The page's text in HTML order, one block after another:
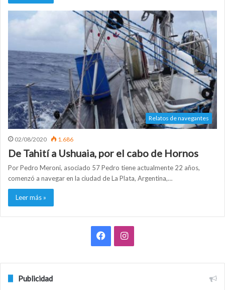
Relatos de navegantes
02/08/2020 1.686
De Tahití a Ushuaia, por el cabo de Hornos
Por Pedro Meroni, asociado 57 Pedro tiene actualmente 22 años,
comenzó a navegar en la ciudad de La Plata, Argentina,…
Leer más »
I
Publicidad